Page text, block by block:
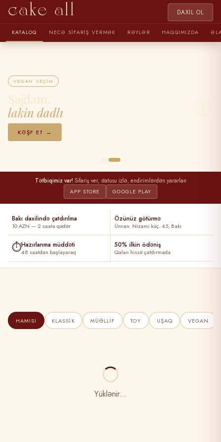
cake all DAXIL OL
KATALOQ NECƏ SIFARIŞ VERMƏK RƏYLƏR HAQQIMIZDA
VEGAN SEÇIM
Sağlam,
lakin dadlı
KƏŞF ET →
‹ ›
Tətbiqimiz var! Sifariş ver, statusu izlə, endirimlərdən yararlan
APP STORE GOOGLE PLAY
Bakı daxilində çatdırılma
10 AZN — 2 saata qədər
Özünüz götürmə
Ünvan: Nizami küç. 45, Bakı
⏱Hazırlanma müddəti
48 saatdan başlayaraq
50% ilkin ödəniş
Qalan hissə çatdırmada
HAMISI KLASSIK MÜƏLLIF TOY UŞAQ VEGAN
Yüklənir...